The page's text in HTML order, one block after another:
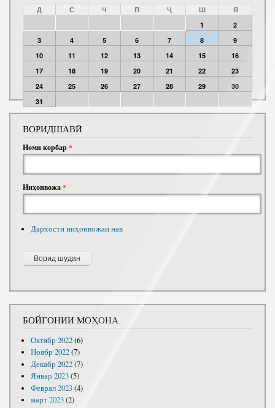
Д С Ч П Ҷ Ш
Я
1
2
3
4 5 6 7 8
9
10
11 12 13 14 15
16
17
18 19 20 21 22
23
24
25 26 27 28 29
30
31
ВОРИДШАВӢ
Номи корбар*
Ниҳонвожа*
Дархости ниҳонвожаи нав
БОЙГОНИИ МОҲОНА
Октябр 2022(6)
Ноябр 2022(7)
Декабр 2022(7)
Январ 2023(5)
Феврал 2023(4)
март 2023(2)